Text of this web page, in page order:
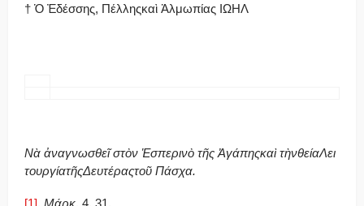
† Ὁ Ἐ­δέσ­σης, Πέλ­ληςκαὶ Ἀλ­μω­πί­ας Ι­Ω­ΗΛ
Νὰ ἀ­ναγνωσθεῖστὸν Ἑ­σπερινὸ τῆς Ἀ­γάπηςκαὶτὴνθείαΛει
τουργίατῆςΔευτέραςτοῦ Πάσχα.
[1]. Μάρκ. 4, 31.